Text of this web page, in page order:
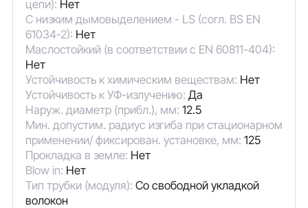
цепи): Нет
С низким дымовыделением - LS (согл. BS EN
61034-2): Нет
Маслостойкий (в соответствии с EN 60811-404):
Нет
Устойчивость к химическим веществам: Нет
Устойчивость к УФ-излучению: Да
Наруж. диаметр (прибл.), мм: 12.5
Мин. допустим. радиус изгиба при стационарном
применении/ фиксирован. установке, мм: 125
Прокладка в земле: Нет
Blow in: Нет
Тип трубки (модуля): Со свободной укладкой
волокон